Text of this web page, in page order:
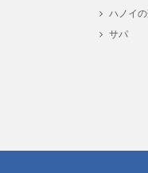
ハノイ
サパ